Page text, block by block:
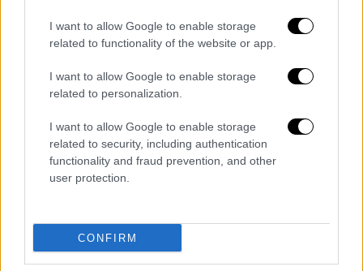
I want to allow Google to enable storage
related to functionality of the website or app.
I want to allow Google to enable storage
related to personalization.
I want to allow Google to enable storage
related to security, including authentication
functionality and fraud prevention, and other
user protection.
CONFIRM
Από το Μίσιγκαν στον Λευκό Οίκο: Τι
σημαίνει η νίκη του Αμπντούλ Ελ-Σαγέντ